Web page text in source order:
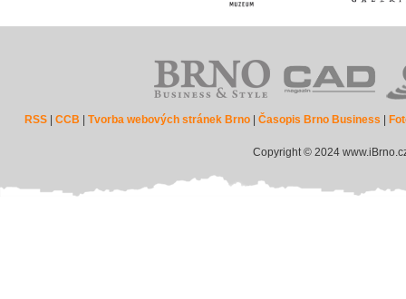
RSS |CCB |Tvorba webových stránek Brno |Časopis Brno Business
Copyright © 2024